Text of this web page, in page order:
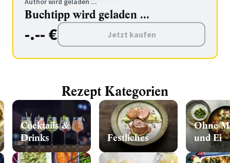
Buchtipp wird geladen ...
-.-- € Jetzt kaufen
Rezept Kategorien
Cocktails &
Drinks
Festliches
Ohne
und Ei